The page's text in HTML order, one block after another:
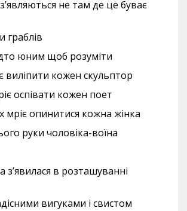
з’являються не там де це буває
граблів
юним щоб розуміти
виліпити кожен скульптор
оспівати кожен поет
мріє опинитися кожна жінка
руки чоловіка-воїна
з’явилася в розташуванні
вигуками і свистом